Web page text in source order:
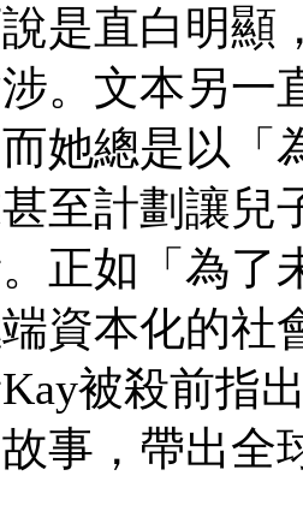
是直白明顯
。文本另一
她總是以「
至計劃讓兒
正如「為了
資本化的社
被殺前指
事，帶出全